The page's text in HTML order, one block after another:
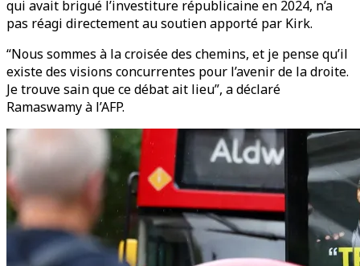
qui avait brigué l’investiture républicaine en 2024, n’a
pas réagi directement au soutien apporté par Kirk.
“Nous sommes à la croisée des chemins, et je pense qu’il
existe des visions concurrentes pour l’avenir de la droite.
Je trouve sain que ce débat ait lieu”, a déclaré
Ramaswamy à l’AFP.